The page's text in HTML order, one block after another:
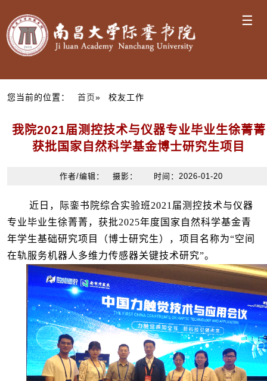
☰
您当前的位置： 首页» 校友工作
我院2021届测控技术与仪器专业毕业生徐菁菁
获批国家自然科学基金博士研究生项目
作者/编辑： 摄影： 时间：2026-01-20
近日，际銮书院综合实验班2021 届测控技术与仪器
专业毕业生徐菁菁，获批2025年度国家自然科学基金青
年学生基础研究项目（博士研究生）
，项目名称为“空间
在轨服务机器人多维力传感器关键技术研究”。